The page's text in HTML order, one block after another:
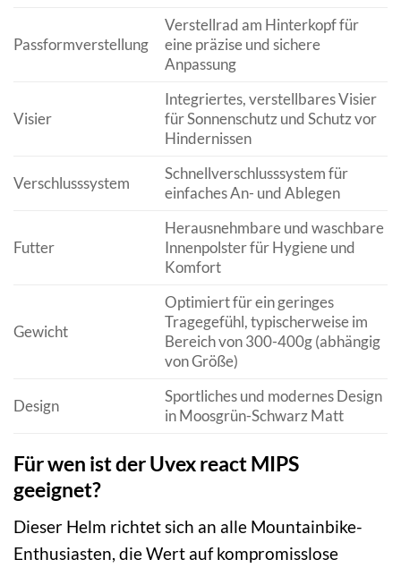
Passformverstellung
Verstellrad am Hinterkopf für
eine präzise und sichere
Anpassung
Visier
Integriertes, verstellbares Visier
für Sonnenschutz und Schutz vor
Hindernissen
Verschlusssystem
Schnellverschlusssystem für
einfaches An- und Ablegen
Futter
Herausnehmbare und waschbare
Innenpolster für Hygiene und
Komfort
Gewicht
Optimiert für ein geringes
Tragegefühl, typischerweise im
Bereich von 300-400g (abhängig
von Größe)
Design
Sportliches und modernes Design
in Moosgrün-Schwarz Matt
Für wen ist der Uvex react MIPS
geeignet?
Dieser Helm richtet sich an alle Mountainbike-
Enthusiasten, die Wert auf kompromisslose